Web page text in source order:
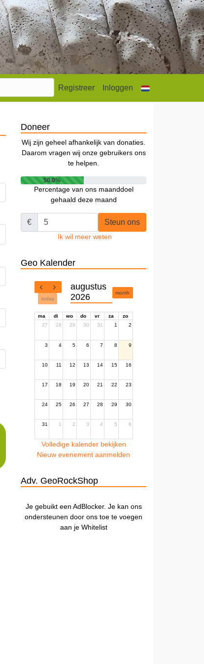
Registreer Inloggen
Doneer
Wij zijn geheel afhankelijk van donaties.
Daarom vragen wij onze gebruikers ons
te helpen.
50.0%
Percentage van ons maanddoel
gehaald deze maand
€ Steun ons
Ik wil meer weten
Geo Kalender
today
augustus
2026
month
ma di wo do vr za
zo
27
28 29 30 31 1 2
3 4 5 6 7 8 9
10 11 12 13 14 15 16
17 18 19 20 21 22 23
24 25 26 27 28 29 30
31 1 2 3 4 5 6
Volledige kalender bekijken
Nieuw evenement aanmelden
Adv. GeoRockShop
Je gebuikt een AdBlocker. Je kan ons
ondersteunen door ons toe te voegen
aan je Whitelist